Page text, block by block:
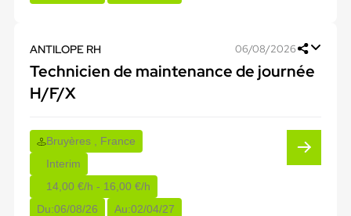
ANTILOPE RH 06/08/2026
Technicien de maintenance de journée
H/F/X
Bruyères , France
Interim
14,00 €/h - 16,00 €/h
Du:06/08/26 Au:02/04/27